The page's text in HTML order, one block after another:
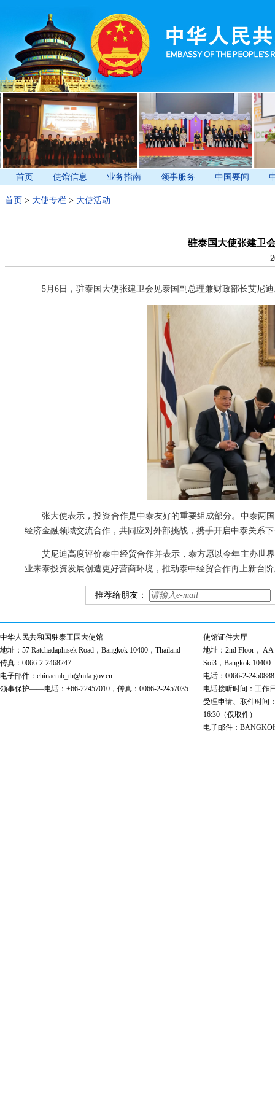
首页 使馆信息 业务指南 领事服务 中国要闻
首页 > 大使专栏 > 大使活动
驻泰国大使张建卫
5月6日，驻泰国大使张建卫会见泰国副总理兼财政部长艾尼
张大使表示，投资合作是中泰友好的重要组成部分。中泰两
经济金融领域交流合作，共同应对外部挑战，携手开启中泰关系
艾尼迪高度评价泰中经贸合作并表示，泰方愿以今年主办世
业来泰投资发展创造更好营商环境，推动泰中经贸合作再上新台
推荐给朋友：
中华人民共和国驻泰王国大使馆
地址：57 Ratchadaphisek Road，Bangkok 10400，Thailand
传真：0066-2-2468247
电子邮件：chinaemb_th@mfa.gov.cn
领事保护——电话：+66-22457010，传真：0066-2-2457035
使馆证件大厅
地址：2nd Floor， AA
Soi3，Bangkok 10400
电话：0066-2-
电话接听时间：工作
受理申请、取件时间
16:30（仅取件）
电子邮件：